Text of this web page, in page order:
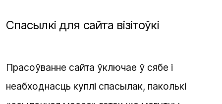
Спасылкі для сайта візітоўкі
Прасоўванне сайта ўключае ў сябе і
неабходнасць куплі спасылак, паколькі